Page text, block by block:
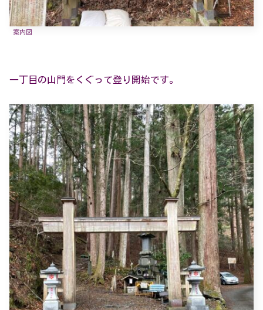
案内図
一丁目の山門をくぐって登り開始です。